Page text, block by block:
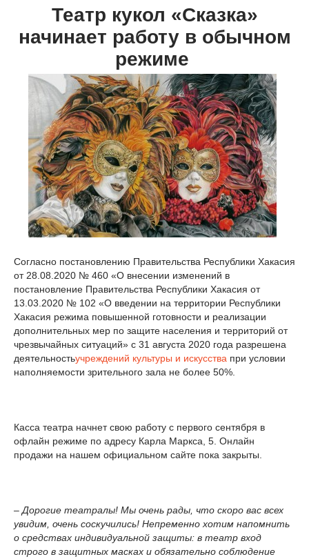
Театр кукол «Сказка»
начинает работу в обычном
режиме
Согласно постановлению Правительства Республики Хакасия
от 28.08.2020 № 460 «О внесении изменений в
постановление Правительства Республики Хакасия от
13.03.2020 № 102 «О введении на территории Республики
Хакасия режима повышенной готовности и реализации
дополнительных мер по защите населения и территорий от
чрезвычайных ситуаций» с 31 августа 2020 года разрешена
деятельностьучреждений культуры и искусства при условии
наполняемости зрительного зала не более 50%.
Касса театра начнет свою работу с первого сентября в
офлайн режиме по адресу Карла Маркса, 5. Онлайн
продажи на нашем официальном сайте пока закрыты.
– Дорогие театралы! Мы очень рады, что скоро вас всех
увидим, очень соскучились! Непременно хотим напомнить
о средствах индивидуальной защиты: в театр вход
строго в защитных масках и обязательно соблюдение